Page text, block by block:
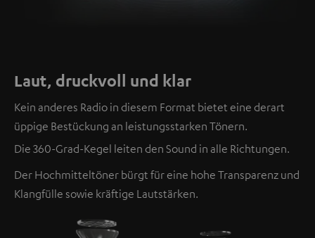
Laut, druckvoll und klar
Kein anderes Radio in diesem Format bietet eine derart
üppige Bestückung an leistungsstarken Tönern.
Die 360-Grad-Kegel leiten den Sound in alle Richtungen.
Der Hochmitteltöner bürgt für eine hohe Transparenz und
Klangfülle sowie kräftige Lautstärken.